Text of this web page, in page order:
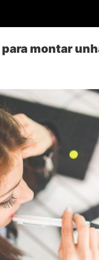
montar